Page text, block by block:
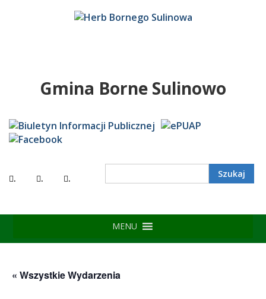
Gmina Borne Sulinowo
. . .
MENU
« Wszystkie Wydarzenia